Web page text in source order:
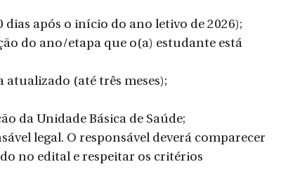
após o início do ano letivo de 2026);
do ano/etapa que o(a) estudante está
atualizado (até três meses);
da Unidade Básica de Saúde;
legal. O responsável deverá comparecer
no edital e respeitar os critérios